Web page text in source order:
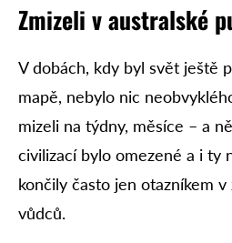
Zmizeli v australské
V dobách, kdy byl svět ještě
mapě, nebylo nic
mizeli na týdny, měsíce – a
civilizací bylo omezené a i ty
končily často jen otazníkem
vůdců.